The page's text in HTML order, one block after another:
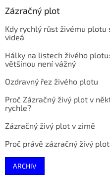
Zázračný plot
Kdy rychlý růst živému plotu
videá
Hálky na listech živého
většinou není vážný
Ozdravný řez živého plotu
Proč Zázračný živý plot v
rychle?
Zázračný živý plot v zimě
Proč právě zázračný živý
ARCHIV